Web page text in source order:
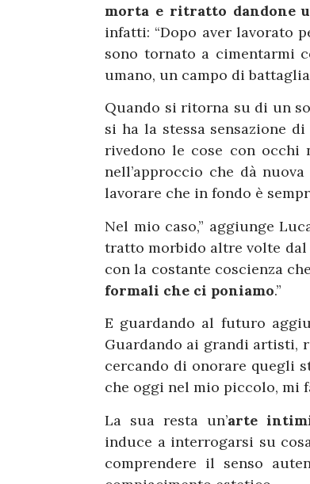
morta e ritratto dandone
infatti: “Dopo aver lavorato
sono tornato a cimentarmi
umano, un campo di
Quando si ritorna su di un
si ha la stessa sensazione
rivedono le cose con occhi
nell’approccio che dà
lavorare che in fondo è
Nel mio caso,” aggiunge
tratto morbido altre volte
con la costante coscienza che
formali che ci poniamo.”
E guardando al futuro
Guardando ai grandi artisti,
cercando di onorare quegli
che oggi nel mio piccolo, mi
La sua resta un’arte
induce a interrogarsi su
comprendere il senso